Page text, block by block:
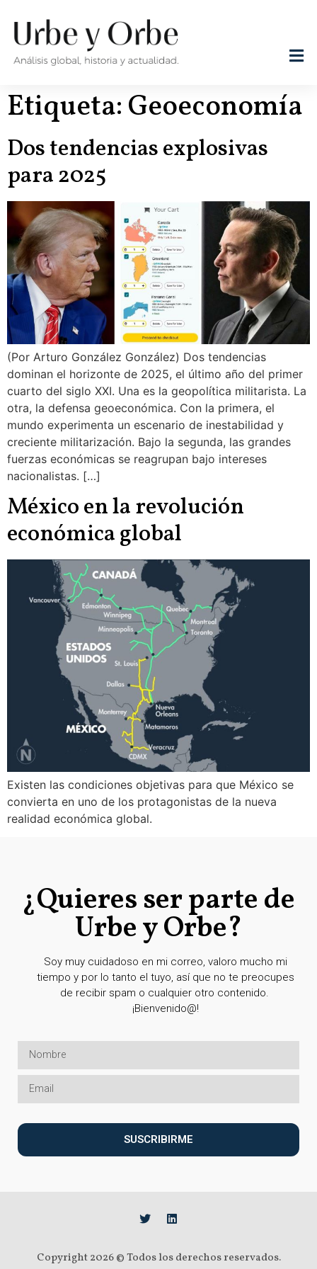
Etiqueta:Geoeconomía
Dos tendencias explosivas
para 2025
(Por Arturo González González) Dos tendencias
dominan el horizonte de 2025, el último año del primer
cuarto del siglo XXI. Una es la geopolítica militarista. La
otra, la defensa geoeconómica. Con la primera, el
mundo experimenta un escenario de inestabilidad y
creciente militarización. Bajo la segunda, las grandes
fuerzas económicas se reagrupan bajo intereses
nacionalistas. […]
México en la revolución
económica global
Existen las condiciones objetivas para que México se
convierta en uno de los protagonistas de la nueva
realidad económica global.
¿Quieres ser parte de
Urbe y Orbe?
Soy muy cuidadoso en mi correo, valoro mucho mi
tiempo y por lo tanto el tuyo, así que no te preocupes
de recibir spam o cualquier otro contenido.
¡Bienvenido@!
SUSCRIBIRME
Copyright 2026 © Todos los derechos reservados.